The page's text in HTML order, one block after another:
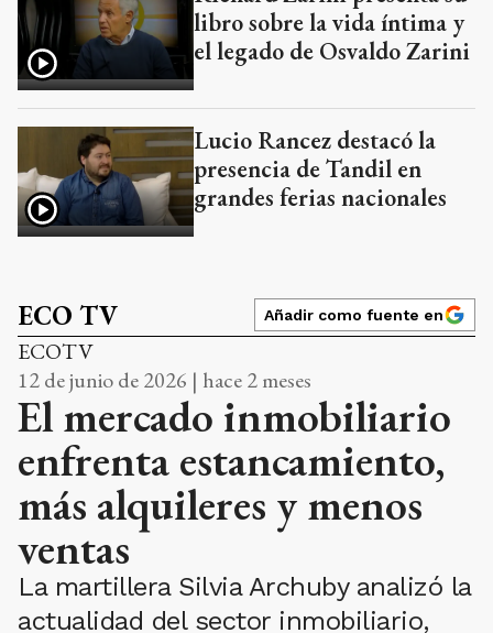
libro sobre la vida íntima y
el legado de Osvaldo Zarini
Lucio Rancez destacó la
presencia de Tandil en
grandes ferias nacionales
ECO TV Añadir como fuente en
ECOTV
12 de junio de 2026 | hace 2 meses
El mercado inmobiliario
enfrenta estancamiento,
más alquileres y menos
ventas
La martillera Silvia Archuby analizó la
actualidad del sector inmobiliario,